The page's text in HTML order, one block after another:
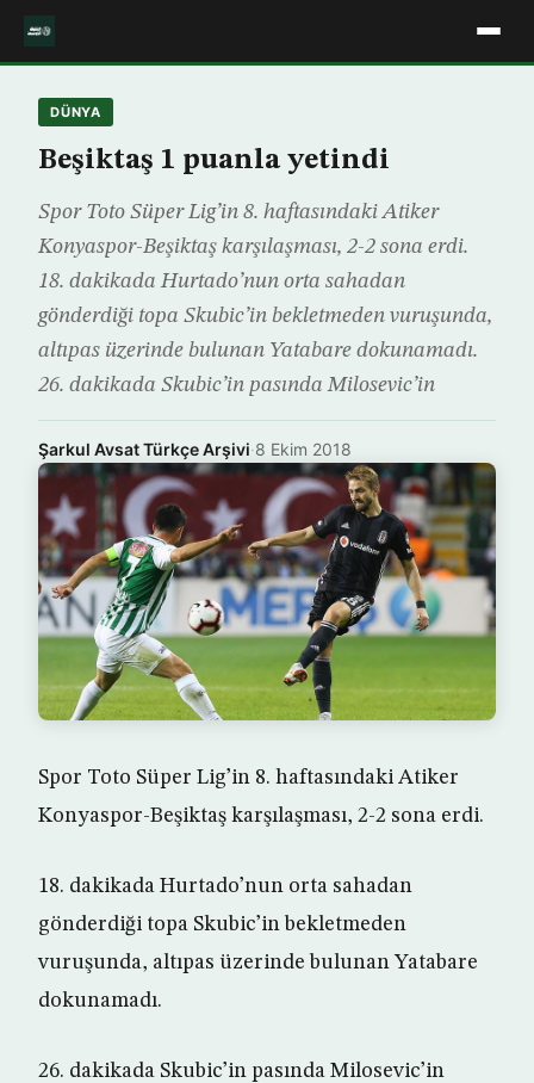
DÜNYA
Beşiktaş 1 puanla yetindi
Spor Toto Süper Lig’in 8. haftasındaki Atiker
Konyaspor-Beşiktaş karşılaşması, 2-2 sona erdi.
18. dakikada Hurtado’nun orta sahadan
gönderdiği topa Skubic’in bekletmeden vuruşunda,
altıpas üzerinde bulunan Yatabare dokunamadı.
26. dakikada Skubic’in pasında Milosevic’in
Şarkul Avsat Türkçe Arşivi·8 Ekim 2018
Spor Toto Süper Lig’in 8. haftasındaki Atiker
Konyaspor-Beşiktaş karşılaşması, 2-2 sona erdi.
18. dakikada Hurtado’nun orta sahadan
gönderdiği topa Skubic’in bekletmeden
vuruşunda, altıpas üzerinde bulunan Yatabare
dokunamadı.
26. dakikada Skubic’in pasında Milosevic’in